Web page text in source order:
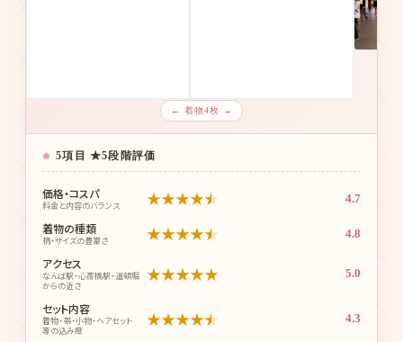
← 着物4枚 →
5項目 ★5段階評価
価格・コスパ
料金と内容のバランス ★★★★★ 4.7
着物の種類
柄・サイズの豊富さ ★★★★★ 4.8